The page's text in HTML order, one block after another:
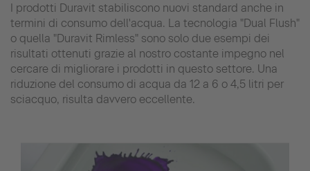
I prodotti Duravit stabiliscono nuovi standard anche in
termini di consumo dell'acqua. La tecnologia "Dual Flush"
o quella "Duravit Rimless" sono solo due esempi dei
risultati ottenuti grazie al nostro costante impegno nel
cercare di migliorare i prodotti in questo settore. Una
riduzione del consumo di acqua da 12 a 6 o 4,5 litri per
sciacquo, risulta davvero eccellente.